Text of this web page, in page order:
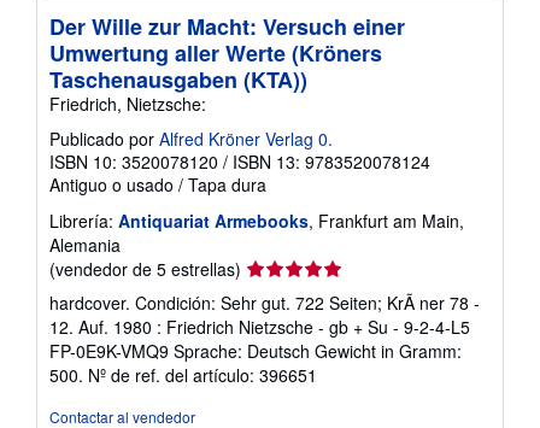
Der Wille zur Macht: Versuch einer
Umwertung aller Werte (Kröners
Taschenausgaben (KTA))
Friedrich, Nietzsche:
Publicado por Alfred Kröner Verlag 0.
ISBN 10: 3520078120 / ISBN 13: 9783520078124
Antiguo o usado / Tapa dura
Librería: Antiquariat Armebooks, Frankfurt am Main,
Alemania
(vendedor de 5 estrellas) Calificación
vendedor:
5
de
5
hardcover. Condición: Sehr gut. 722 Seiten; KrÃ ner 78 -
12. Auf. 1980 : Friedrich Nietzsche - gb + Su - 9-2-4-L5
FP-0E9K-VMQ9 Sprache: Deutsch Gewicht in Gramm:
500. Nº de ref. del artículo: 396651
Contactar al vendedor